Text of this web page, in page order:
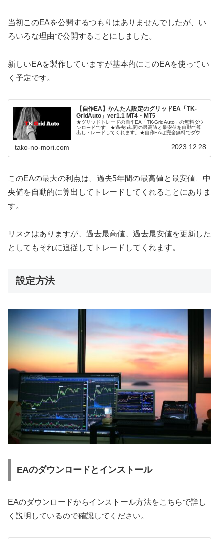
当初このEAを公開するつもりはありませんでしたが、い
ろいろな理由で公開することにしました。
新しいEAを製作していますが基本的にこのEAを使ってい
く予定です。
【自作EA】かんたん設定のグリッドEA「TK-
GridAuto」ver1.1 MT4・MT5
★グリッドトレードの自作EA「TK-GridAuto」の無料ダウ
ンロードです。★過去5年間の最高値と最安値を自動で算
出しトレードしてくれます。★自作EAは完全無料でダウン
tako-no-mori.com 2023.12.28
このEAの最大の利点は、過去5年間の最高値と最安値、中
央値を自動的に算出してトレードしてくれることにありま
す。
リスクはありますが、過去最高値、過去最安値を更新した
としてもそれに追従してトレードしてくれます。
設定方法
EAのダウンロードとインストール
EAのダウンロードからインストール方法をこちらで詳し
く説明しているので確認してください。